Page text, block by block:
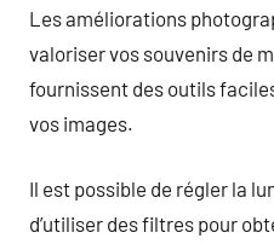
Les améliorations
valoriser vos souvenirs de
fournissent des outils
vos images.
Il est possible de régler la
d’utiliser des filtres pour